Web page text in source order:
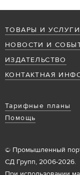
ТОВАРЫ И УСЛУГИ
НОВОСТИ И
ИЗДАТЕЛЬСТВО
КОНТАКТНАЯ
Тарифные планы
Помощь
© Промышленный
СД Групп, 2006-2026.